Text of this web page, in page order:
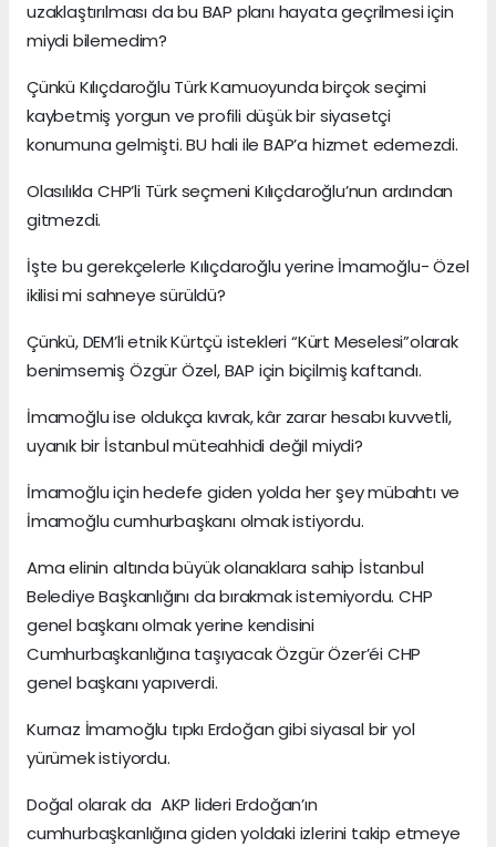
uzaklaştırılması da bu BAP planı hayata geçrilmesi için
miydi bilemedim?
Çünkü Kılıçdaroğlu Türk Kamuoyunda birçok seçimi
kaybetmiş yorgun ve profili düşük bir siyasetçi
konumuna gelmişti. BU hali ile BAP’a hizmet edemezdi.
Olasılıkla CHP’li Türk seçmeni Kılıçdaroğlu’nun ardından
gitmezdi.
İşte bu gerekçelerle Kılıçdaroğlu yerine İmamoğlu- Özel
ikilisi mi sahneye sürüldü?
Çünkü, DEM’li etnik Kürtçü istekleri “Kürt Meselesi”olarak
benimsemiş Özgür Özel, BAP için biçilmiş kaftandı.
İmamoğlu ise oldukça kıvrak, kâr zarar hesabı kuvvetli,
uyanık bir İstanbul müteahhidi değil miydi?
İmamoğlu için hedefe giden yolda her şey mübahtı ve
İmamoğlu cumhurbaşkanı olmak istiyordu.
Ama elinin altında büyük olanaklara sahip İstanbul
Belediye Başkanlığını da bırakmak istemiyordu. CHP
genel başkanı olmak yerine kendisini
Cumhurbaşkanlığına taşıyacak Özgür Özer’éi CHP
genel başkanı yapıverdi.
Kurnaz İmamoğlu tıpkı Erdoğan gibi siyasal bir yol
yürümek istiyordu.
Doğal olarak da AKP lideri Erdoğan’ın
cumhurbaşkanlığına giden yoldaki izlerini takip etmeye